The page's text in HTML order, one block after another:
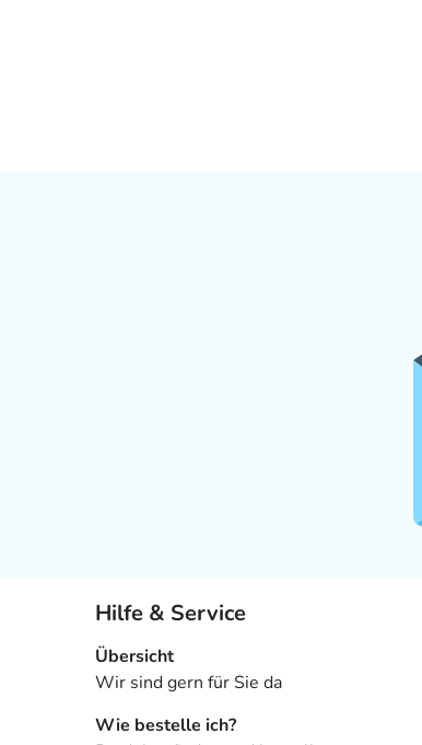
Hilfe & Service
Übersicht
Wir sind gern für Sie da
Wie bestelle ich?